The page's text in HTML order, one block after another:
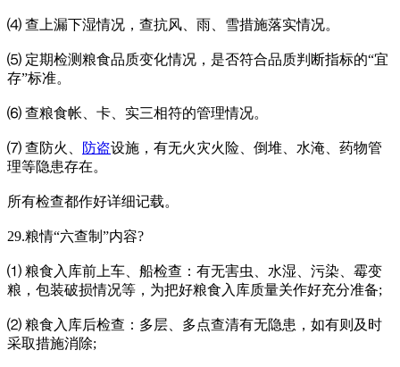
⑷ 查上漏下湿情况，查抗风、雨、雪措施落实情况。
⑸ 定期检测粮食品质变化情况，是否符合品质判断指标的“宜
存”标准。
⑹ 查粮食帐、卡、实三相符的管理情况。
⑺ 查防火、 防盗设施，有无火灾火险、倒堆、水淹、药物管
理等隐患存在。
所有检查都作好详细记载。
29.粮情“六查制”内容?
⑴ 粮食入库前上车、船检查：有无害虫、水湿、污染、霉变
粮，包装破损情况等，为把好粮食入库质量关作好充分准备;
⑵ 粮食入库后检查：多层、多点查清有无隐患，如有则及时
采取措施消除;